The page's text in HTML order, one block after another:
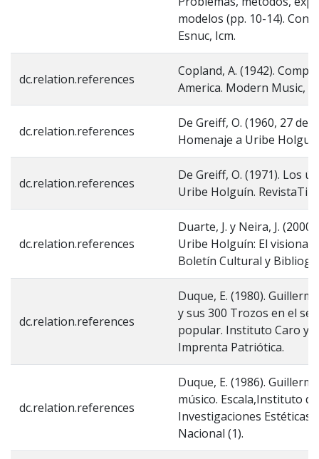
modelos (pp. 10-14).
Esnuc, Icm.
dc.relation.references
Copland, A. (1942).
America. Modern Music,
dc.relation.references
De Greiff, O. (1960, 27 de
Homenaje a Uribe
dc.relation.references
De Greiff, O. (1971). Los
Uribe Holguín.
dc.relation.references
Duarte, J. y Neira, J.
Uribe Holguín: El
Boletín Cultural y
dc.relation.references
Duque, E. (1980).
y sus 300 Trozos en el
popular. Instituto Caro y
Imprenta Patriótica.
dc.relation.references
Duque, E. (1986).
músico. Escala,Instituto de
Investigaciones
Nacional (1).